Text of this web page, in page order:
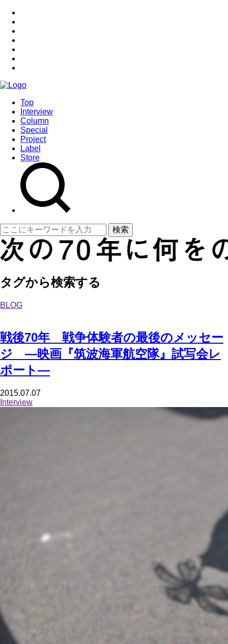
Top
Interview
Column
Special
Project
Label
Store
タグから検索する
BLOG
戦後70年 戦争体験者の最後のメッセー
ジ ―映画『筑波海軍航空隊』試写会レ
ポート―
2015.07.07
Interview